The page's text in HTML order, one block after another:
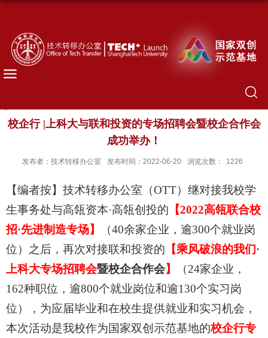
校企行 |上科大与联和投资的专场招聘会暨校企合作会
成功举办！
发布者：技术转移办公室 发布时间：2022-06-20 浏览次数： 1226
【编者按】技术转移办公室（OTT）继对接我校学
生事务处与高瓴资本·高瓴创投的 【2022高瓴联合校
招·先进制造专场】
（40余家企业，逾300个就业岗
位）之后，再次对接联和投资的 【乘风破浪的我们·
上科大专场招聘会暨校企合作会】 （24家企业，
162种职位，逾800个就业岗位和逾130个实习岗
位），为应届毕业和在校生提供就业和实习机会，
本次活动是我校作为国家双创示范基地的校企行专